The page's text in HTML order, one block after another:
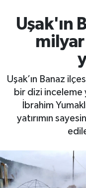
Uşak'ın
milyar
Uşak’ın Banaz
bir dizi inceleme
İbrahim
yatırımın